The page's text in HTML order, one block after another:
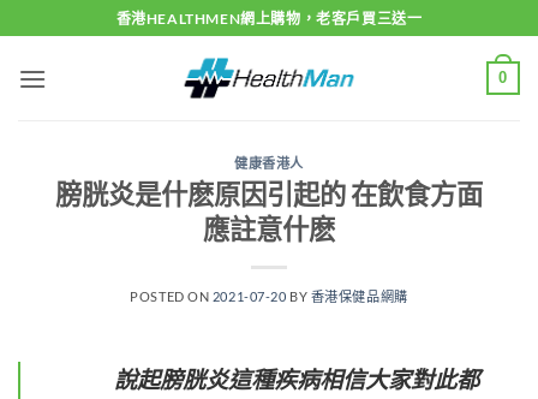
to
content
香港HEALTHMEN網上購物，老客戶買三送一
0
健康香港人
膀胱炎是什麽原因引起的 在飲食方面
應註意什麽
POSTED ON 2021-07-20 BY 香港保健品網購
說起膀胱炎這種疾病相信大家對此都